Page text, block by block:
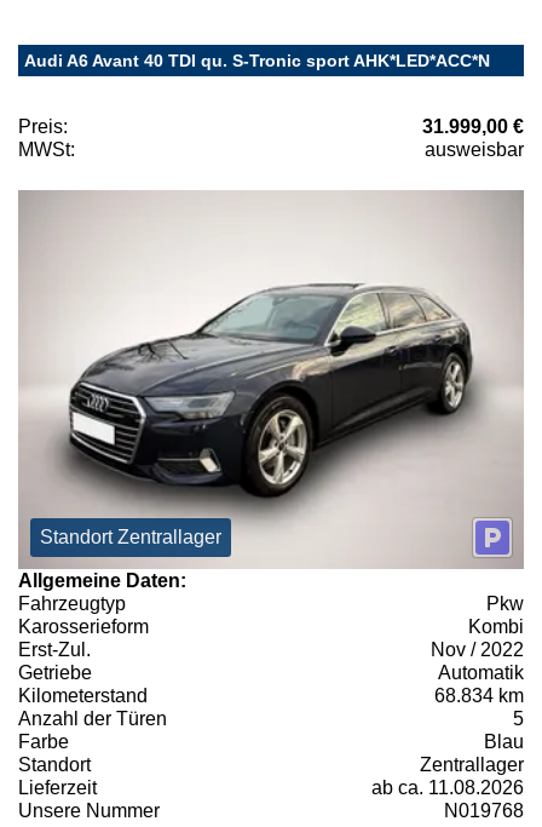
Audi A6 Avant 40 TDI qu. S-Tronic sport AHK*LED*ACC*N
Preis:
31.999,00 €
MWSt:
ausweisbar
Standort Zentrallager
Allgemeine Daten:
Fahrzeugtyp
Pkw
Karosserieform
Kombi
Erst-Zul.
Nov / 2022
Getriebe
Automatik
Kilometerstand
68.834 km
Anzahl der Türen
5
Farbe
Blau
Standort
Zentrallager
Lieferzeit
ab ca. 11.08.2026
Unsere Nummer
N019768